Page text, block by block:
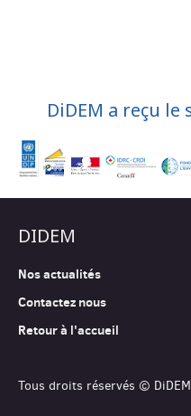
DiDEM a reçu
DIDEM
Nos actualités
Contactez nous
Retour à l'accueil
Tous droits réservés ©